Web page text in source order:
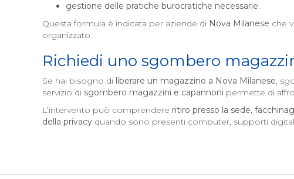
gestione delle pratiche burocratiche necessarie.
Questa formula è indicata per aziende di Nova Milanese che
organizzato.
Richiedi uno sgombero
Se hai bisogno di liberare un magazzino a Nova Milanese,
servizio di sgombero magazzini e capannoni permette di
L’intervento può comprendere ritiro presso la sede,
della privacy quando sono presenti computer, supporti